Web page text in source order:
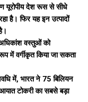
यूरोपीय देश रूस से सीधे
है। फिर यह इन उत्पादों
अधिकांश वस्तुओं को
वर्गीकृत किया जा सकता
में, भारत ने 75 बिलियन
टोकरी का सबसे बड़ा